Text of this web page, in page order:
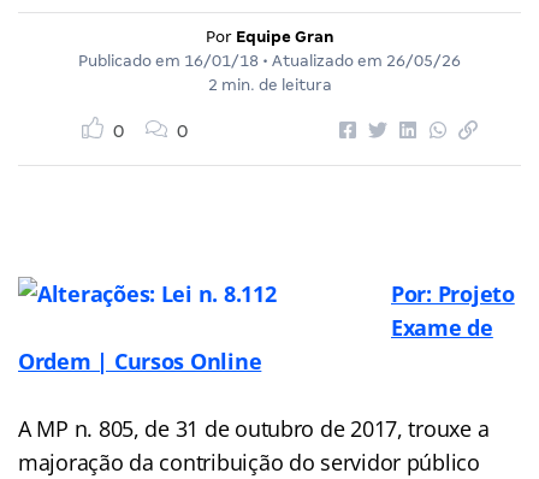
Por Equipe Gran
Publicado em 16/01/18 • Atualizado em 26/05/26
2 min. de leitura
0 0
Por: Projeto
Exame de
Ordem | Cursos Online
A MP n. 805, de 31 de outubro de 2017, trouxe a
majoração da contribuição do servidor público